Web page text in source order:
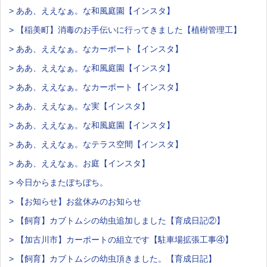
> ああ、ええなぁ。な和風庭園【インスタ】
> 【稲美町】消毒のお手伝いに行ってきました【植樹管理工】
> ああ、ええなぁ。なカーポート【インスタ】
> ああ、ええなぁ。な和風庭園【インスタ】
> ああ、ええなぁ。なカーポート【インスタ】
> ああ、ええなぁ。な実【インスタ】
> ああ、ええなぁ。な和風庭園【インスタ】
> ああ、ええなぁ。なテラス空間【インスタ】
> ああ、ええなぁ。お庭【インスタ】
> 今日からまたぼちぼち。
> 【お知らせ】お盆休みのお知らせ
> 【飼育】カブトムシの幼虫追加しました【育成日記②】
> 【加古川市】カーポートの組立です【駐車場拡張工事④】
> 【飼育】カブトムシの幼虫頂きました。【育成日記】